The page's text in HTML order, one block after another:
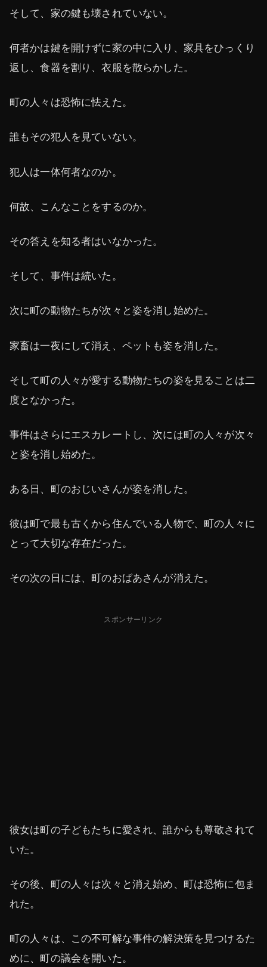
そして、家の鍵も壊されていない。
何者かは鍵を開けずに家の中に入り、家具をひっくり
返し、食器を割り、衣服を散らかした。
町の人々は恐怖に怯えた。
誰もその犯人を見ていない。
犯人は一体何者なのか。
何故、こんなことをするのか。
その答えを知る者はいなかった。
そして、事件は続いた。
次に町の動物たちが次々と姿を消し始めた。
家畜は一夜にして消え、ペットも姿を消した。
そして町の人々が愛する動物たちの姿を見ることは二
度となかった。
事件はさらにエスカレートし、次には町の人々が次々
と姿を消し始めた。
ある日、町のおじいさんが姿を消した。
彼は町で最も古くから住んでいる人物で、町の人々に
とって大切な存在だった。
その次の日には、町のおばあさんが消えた。
スポンサーリンク
彼女は町の子どもたちに愛され、誰からも尊敬されて
いた。
その後、町の人々は次々と消え始め、町は恐怖に包ま
れた。
町の人々は、この不可解な事件の解決策を見つけるた
めに、町の議会を開いた。